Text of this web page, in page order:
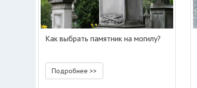
Как выбрать памятник на могилу?
Подробнее >>